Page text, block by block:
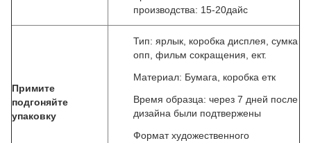
производства: 15-20дайс
Примите
подгоняйте
упаковку
Тип: ярлык, коробка дисплея, сумка
опп, фильм сокращения, ект.
Материал: Бумага, коробка етк
Время образца: через 7 дней после
дизайна были подтвержены
Формат художественного